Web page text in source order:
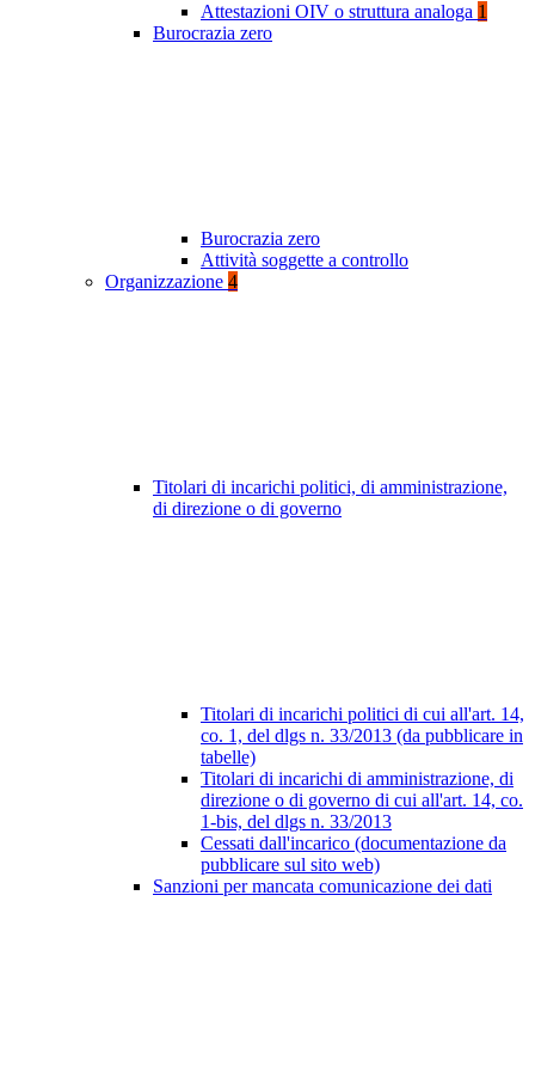
Attestazioni OIV o struttura analoga 1
Burocrazia zero
Burocrazia zero
Attività soggette a controllo
Organizzazione 4
Titolari di incarichi politici, di amministrazione,
di direzione o di governo
Titolari di incarichi politici di cui all'art. 14,
co. 1, del dlgs n. 33/2013 (da pubblicare in
tabelle)
Titolari di incarichi di amministrazione, di
direzione o di governo di cui all'art. 14, co.
1-bis, del dlgs n. 33/2013
Cessati dall'incarico (documentazione da
pubblicare sul sito web)
Sanzioni per mancata comunicazione dei dati